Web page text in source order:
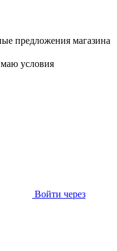
предложения магазина
условия
Войти через